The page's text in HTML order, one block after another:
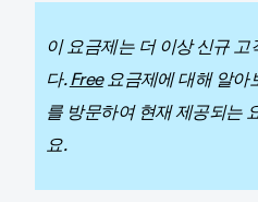
이 요금제는 더 이상 신규
다.Free요금제에 대해 알아
를 방문하여 현재 제공되는
요.